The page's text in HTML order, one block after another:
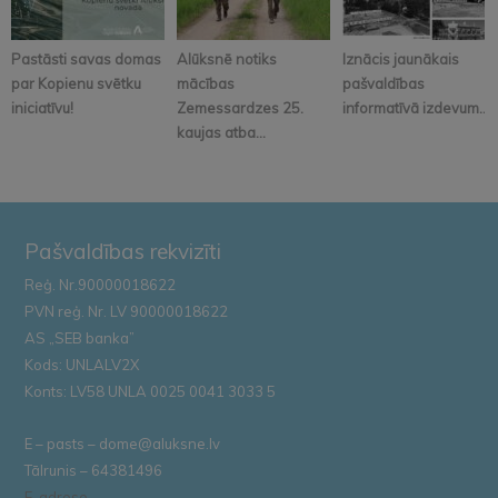
Pastāsti savas domas
par Kopienu svētku
iniciatīvu!
Alūksnē notiks
mācības
Zemessardzes 25.
kaujas atba...
Iznācis jaunākais
pašvaldības
informatīvā izdevum...
Pašvaldības rekvizīti
Reģ. Nr.90000018622
PVN reģ. Nr. LV 90000018622
AS „SEB banka”
Kods: UNLALV2X
Konts: LV58 UNLA 0025 0041 3033 5
E – pasts – dome@aluksne.lv
Tālrunis – 64381496